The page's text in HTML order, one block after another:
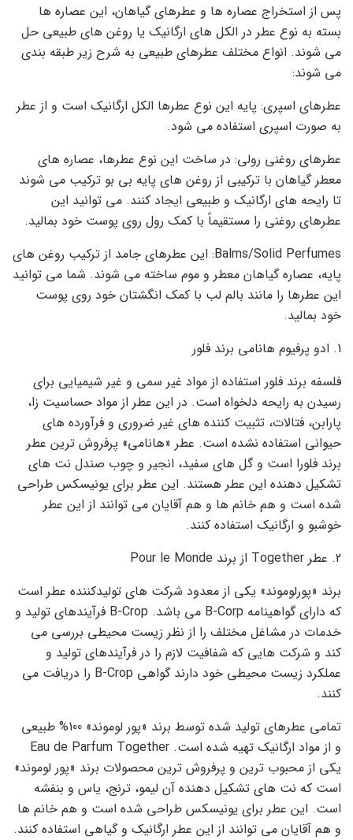
پس از استخراج عصاره ها و عطرهای گیاهان، این عصاره ها
بسته به نوع عطر در الکل های ارگانیک یا روغن های طبیعی حل
می شوند. انواع مختلف عطرهای طبیعی به شرح زیر طبقه بندی
می شوند:
عطرهای اسپری: پایه این نوع عطرها الکل ارگانیک است و از عطر
به صورت اسپری استفاده می شود.
عطرهای روغنی رولی: در ساخت این نوع عطرها، عصاره های
معطر گیاهان با ترکیبی از روغن های پایه بی بو ترکیب می شوند
تا رایحه های ارگانیک و طبیعی ایجاد کنند. می توانید این
عطرهای روغنی را مستقیماً با کمک رول روی پوست خود بمالید.
Balms/Solid Perfumes: این عطرهای جامد از ترکیب روغن های
پایه، عصاره گیاهان معطر و موم ساخته می شوند. شما می توانید
این عطرها را مانند بالم لب با کمک انگشتان خود روی پوست
خود بمالید.
1. ادو پرفیوم هانامی برند فلور
فلسفه برند فلور استفاده از مواد غیر سمی و غیر شیمیایی برای
رسیدن به رایحه دلخواه است. در این عطر از مواد حساسیت زا،
پارابن، فتالات، تثبیت کننده های غیر ضروری و فرآورده های
حیوانی استفاده نشده است. عطر «هانامی» پرفروش ترین عطر
برند فلورا است و گل های سفید، انجیر و چوب صندل نت های
تشکیل دهنده این عطر هستند. این عطر برای یونیسکس طراحی
شده است و هم خانم ها و هم آقایان می توانند از این عطر
خوشبو و ارگانیک استفاده کنند.
2. عطر Together از برند Pour le Monde
برند «پورلوموند» یکی از معدود شرکت های تولیدکننده عطر است
که دارای گواهینامه B-Corp می باشد. B-Crop فرآیندهای تولید و
خدمات در مشاغل مختلف را از نظر زیست محیطی بررسی می
کند و شرکت هایی که شفافیت لازم را در فرآیندهای تولید و
عملکرد زیست محیطی خود دارند گواهی B-Crop را دریافت می
کنند.
تمامی عطرهای تولید شده توسط برند «پور لوموند» 100% طبیعی
و از مواد ارگانیک تهیه شده است. Eau de Parfum Together
یکی از محبوب ترین و پرفروش ترین محصولات برند «پور لوموند»
است که نت های تشکیل دهنده آن لیمو، ترنج، یاس و بنفشه
است. این عطر برای یونیسکس طراحی شده است و هم خانم ها
و هم آقایان می توانند از این عطر ارگانیک و گیاهی استفاده کنند.